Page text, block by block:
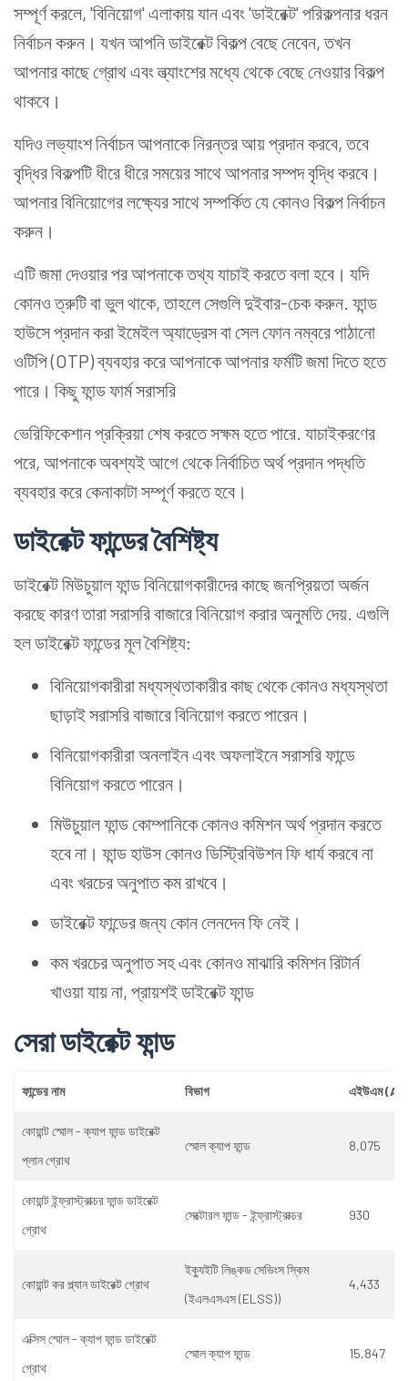
সম্পূর্ণ করলে, 'বিনিয়োগ' এলাকায় যান এবং 'ডাইরেক্ট' পরিকল্পনার ধরন
নির্বাচন করুন। যখন আপনি ডাইরেক্ট বিকল্প বেছে নেবেন, তখন
আপনার কাছে গ্রোথ এবং ল্ভ্যাংশের মধ্যে থেকে বেছে নেওয়ার বিকল্প
থাকবে।
যদিও লভ্যাংশ নির্বাচন আপনাকে নিরন্তর আয় প্রদান করবে, তবে
বৃদ্ধির বিকল্পটি ধীরে ধীরে সময়ের সাথে আপনার সম্পদ বৃদ্ধি করবে।
আপনার বিনিয়োগের লক্ষ্যের সাথে সম্পর্কিত যে কোনও বিকল্প নির্বাচন
করুন।
এটি জমা দেওয়ার পর আপনাকে তথ্য যাচাই করতে বলা হবে। যদি
কোনও ত্রুটি বা ভুল থাকে, তাহলে সেগুলি দুইবার-চেক করুন. ফান্ড
হাউসে প্রদান করা ইমেইল অ্যাড্রেস বা সেল ফোন নম্বরে পাঠানো
ওটিপি (OTP) ব্যবহার করে আপনাকে আপনার ফর্মটি জমা দিতে হতে
পারে। কিছু ফান্ড ফার্ম সরাসরি
ভেরিফিকেশান প্রক্রিয়া শেষ করতে সক্ষম হতে পারে. যাচাইকরণের
পরে, আপনাকে অবশ্যই আগে থেকে নির্বাচিত অর্থ প্রদান পদ্ধতি
ব্যবহার করে কেনাকাটা সম্পূর্ণ করতে হবে।
ডাইরেক্ট ফান্ডের বৈশিষ্ট্য
ডাইরেক্ট মিউচুয়াল ফান্ড বিনিয়োগকারীদের কাছে জনপ্রিয়তা অর্জন
করছে কারণ তারা সরাসরি বাজারে বিনিয়োগ করার অনুমতি দেয়. এগুলি
হল ডাইরেক্ট ফান্ডের মূল বৈশিষ্ট্য:
বিনিয়োগকারীরা মধ্যস্থতাকারীর কাছ থেকে কোনও মধ্যস্থতা
ছাড়াই সরাসরি বাজারে বিনিয়োগ করতে পারেন।
বিনিয়োগকারীরা অনলাইন এবং অফলাইনে সরাসরি ফান্ডে
বিনিয়োগ করতে পারেন।
মিউচুয়াল ফান্ড কোম্পানিকে কোনও কমিশন অর্থ প্রদান করতে
হবে না। ফান্ড হাউস কোনও ডিস্ট্রিবিউশন ফি ধার্য করবে না
এবং খরচের অনুপাত কম রাখবে।
ডাইরেক্ট ফান্ডের জন্য কোন লেনদেন ফি নেই।
কম খরচের অনুপাত সহ এবং কোনও মাঝারি কমিশন রিটার্ন
খাওয়া যায় না, প্রায়শই ডাইরেক্ট ফান্ড
সেরা ডাইরেক্ট ফান্ড
ফান্ডের নাম বিভাগ এইউএম
কোয়ান্ট স্মোল - ক্যাপ ফান্ড ডাইরেক্ট
প্লান গ্রোথ
স্মোল ক্যাপ ফান্ড 8,075
কোয়ান্ট ইন্ফ্রাস্ট্রাক্চর ফান্ড ডাইরেক্ট
গ্রোথ
সেক্টোরল ফান্ড - ইন্ফ্রাস্ট্রাক্চর 930
কোয়ান্ট কর প্ল্যান ডাইরেক্ট গ্রোথ
ইক্যুইটি লিঙ্কড সেভিংস স্কিম
(ইএলএসএস (ELSS))
4,433
এক্সিস স্মোল - ক্যাপ ফান্ড ডাইরেক্ট
গ্রোথ
স্মোল ক্যাপ ফান্ড 15,847